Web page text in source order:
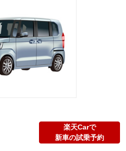
楽天Carで
新車の試乗予約